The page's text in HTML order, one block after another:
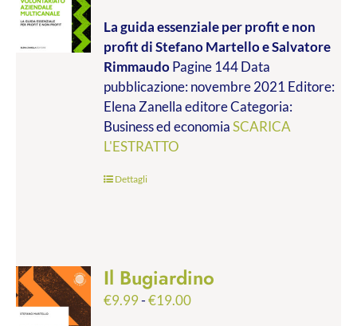
prezzo:
da
€9.99
a
€19.00
La guida essenziale per profit e non
profitdi Stefano Martello e Salvatore
RimmaudoPagine 144 Data
pubblicazione: novembre 2021 Editore:
Elena Zanella editore Categoria:
Business ed economiaSCARICA
L'ESTRATTO
Dettagli
Il Bugiardino
€9.99-€19.00Fascia